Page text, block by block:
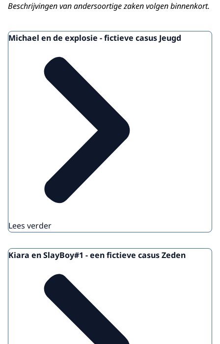
Beschrijvingen van andersoortige zaken volgen binnenkort.
Uitgelicht
Michael en de explosie - fictieve casus Jeugd
Lees verder
Kiara en SlayBoy#1 - een fictieve casus Zeden